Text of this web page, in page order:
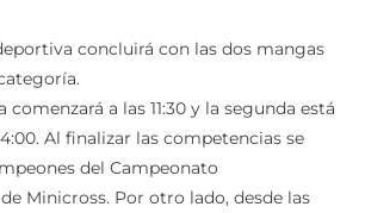
a las 11:30 y la segunda está
Al finalizar las competencias se
del Campeonato
Minicross. Por otro lado, desde las
la ceremonia de premiación.